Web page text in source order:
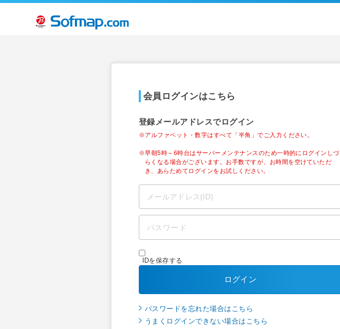
会員ログインはこちら
登録メールアドレスでログイン
※アルファベット・数字はすべて「半角」でご入力ください。
※早朝5時～6時台はサーバーメンテナンスのため一時的にログインしづ
らくなる場合がございます。お手数ですが、お時間を空けていただ
き、あらためてログインをお試しください。
IDを保存する
ログイン
パスワードを忘れた場合はこちら
うまくログインできない場合はこちら